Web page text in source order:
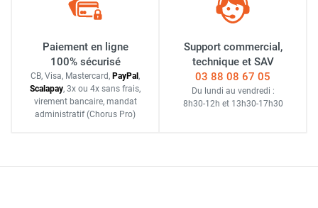
Paiement en ligne
100% sécurisé
CB, Visa, Mastercard, PayPal ,
Scalapay, 3x ou 4x sans frais,
virement bancaire, mandat
administratif (Chorus Pro)
Support commercial,
technique et SAV
03 88 08 67 05
Du lundi au vendredi :
8h30-12h et 13h30-17h30